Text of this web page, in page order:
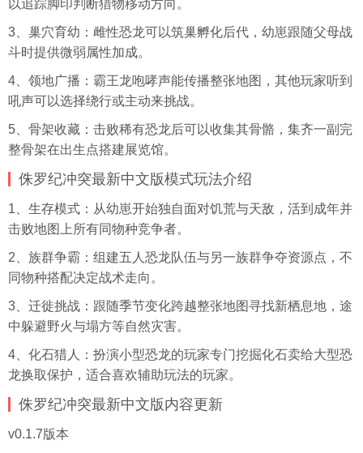
以追踪脚印判断猎物移动方向。
3、巢穴育幼：雌性恐龙可以筑巢孵化后代，幼崽跟随父母战
斗时提供微弱属性加成。
4、领地广播：霸王龙咆哮声能传播整张地图，其他玩家听到
吼声可以选择绕行或主动来挑战。
5、骨架收藏：击败稀有恐龙后可以收集其骨骼，集齐一副完
整骨架在出生点搭建展览馆。
侏罗纪冲突最新中文版模式玩法介绍
1、生存模式：从幼崽开始独自面对饥荒与天敌，活到成年并
击败地图上所有同物种竞争者。
2、族群争霸：组建五人恐龙队伍与另一族群争夺资源点，不
同物种搭配决定战术走向。
3、迁徙挑战：跟随季节变化跨越整张地图寻找新栖息地，途
中躲避野火与塌方等自然灾害。
4、化石猎人：扮演小型恐龙的玩家专门挖掘化石卖给大型恐
龙换取保护，适合喜欢辅助玩法的玩家。
侏罗纪冲突最新中文版内容更新
v0.1.7版本